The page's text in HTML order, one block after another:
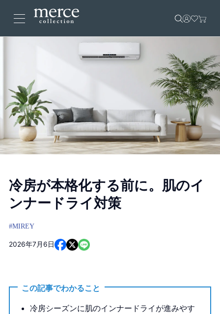
冷房が本格化する前に。肌のイ
ンナードライ対策
#MIREY
2026年7月6日
この記事でわかること
冷房シーズンに肌のインナードライが進みやす